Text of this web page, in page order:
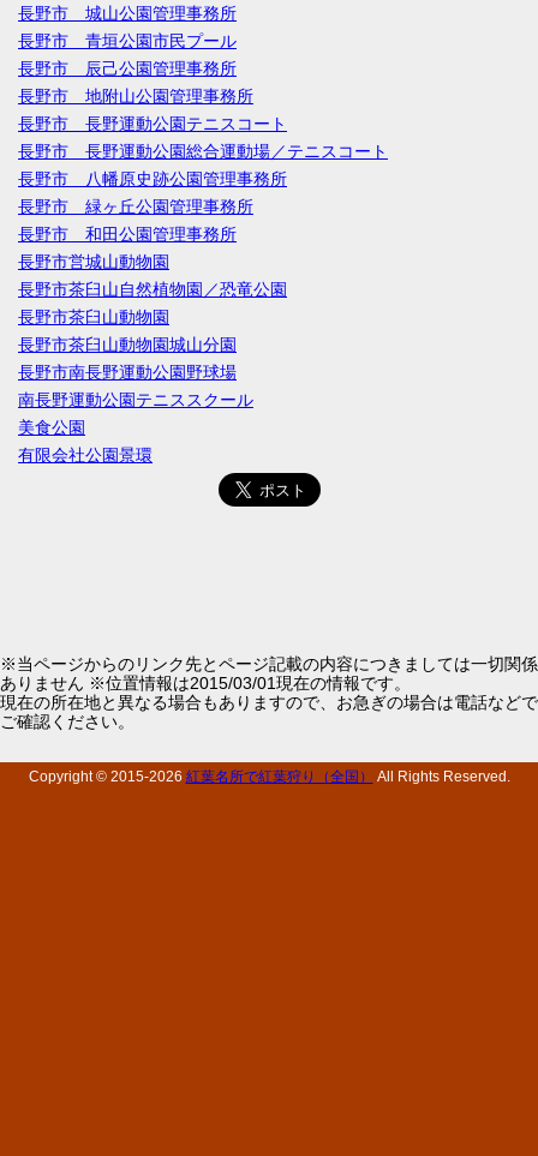
長野市 城山公園管理事務所
長野市 青垣公園市民プール
長野市 辰己公園管理事務所
長野市 地附山公園管理事務所
長野市 長野運動公園テニスコート
長野市 長野運動公園総合運動場／テニスコート
長野市 八幡原史跡公園管理事務所
長野市 緑ヶ丘公園管理事務所
長野市 和田公園管理事務所
長野市営城山動物園
長野市茶臼山自然植物園／恐竜公園
長野市茶臼山動物園
長野市茶臼山動物園城山分園
長野市南長野運動公園野球場
南長野運動公園テニススクール
美食公園
有限会社公園景環
※当ページからのリンク先とページ記載の内容につきましては一切関係
ありません ※位置情報は2015/03/01現在の情報です。
現在の所在地と異なる場合もありますので、お急ぎの場合は電話などで
ご確認ください。
Copyright © 2015-2026 紅葉名所で紅葉狩り（全国） All Rights Reserved.